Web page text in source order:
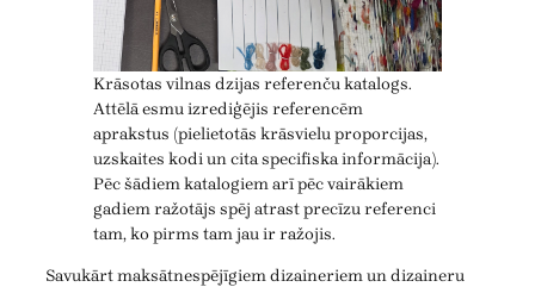
Krāsotas vilnas dzijas referenču katalogs.
Attēlā esmu izrediģējis referencēm
aprakstus (pielietotās krāsvielu proporcijas,
uzskaites kodi un cita specifiska informācija).
Pēc šādiem katalogiem arī pēc vairākiem
gadiem ražotājs spēj atrast precīzu referenci
tam, ko pirms tam jau ir ražojis.
Savukārt maksātnespējīgiem dizaineriem un dizaineru